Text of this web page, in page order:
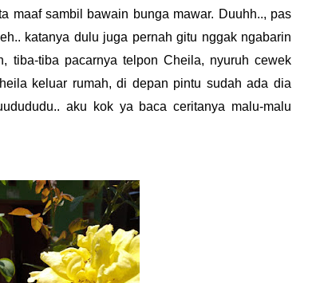
maaf sambil bawain bunga mawar. Duuhh.., pas
katanya dulu juga pernah gitu nggak ngabarin
tiba-tiba pacarnya telpon Cheila, nyuruh cewek
keluar rumah, di depan pintu sudah ada dia
aku kok ya baca ceritanya malu-malu